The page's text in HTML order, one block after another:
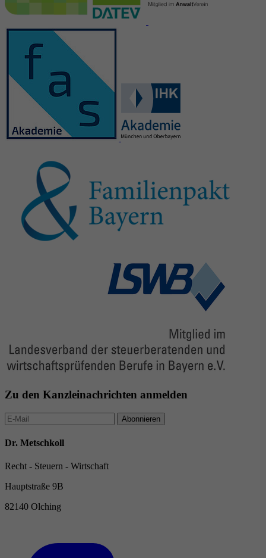
Zu den Kanzleinachrichten anmelden
Abonnieren
Dr. Metschkoll
Recht - Steuern - Wirtschaft
Hauptstraße 9B
82140 Olching